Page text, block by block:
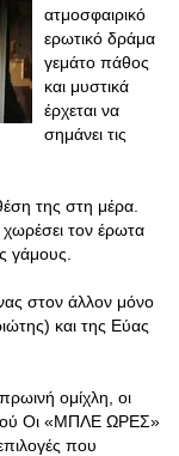
ατμοσφαιρικό
ερωτικό δράμα
γεμάτο πάθος
και μυστικά
έρχεται να
σημάνει τις
της στη μέρα.
τον έρωτα
γάμους.
στον άλλον μόνο
και της Εύας
ομίχλη, οι
Οι «ΜΠΛΕ ΩΡΕΣ»
που